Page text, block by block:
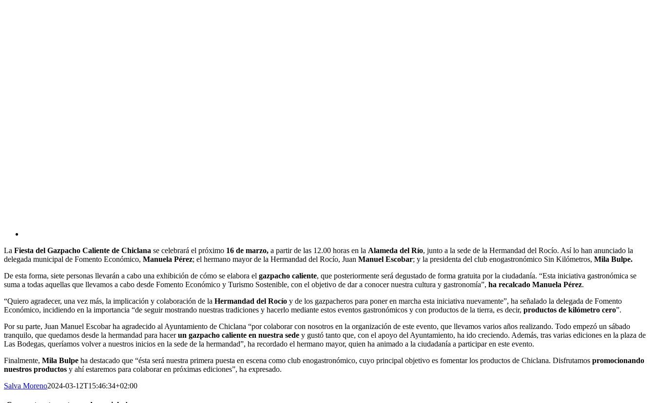
La Fiesta del Gazpacho Caliente de Chiclana se celebrará el próximo 16 de marzo, a partir de las 12.00 horas en la Alameda del Río, junto a la sede de la Hermandad del Rocío. Así lo han anunciado la
delegada municipal de Fomento Económico, Manuela Pérez; el hermano mayor de la Hermandad del Rocío, Juan Manuel Escobar; y la presidenta del club enogastronómico Sin Kilómetros, Mila Bulpe.
De esta forma, siete personas llevarán a cabo una exhibición de cómo se elabora el gazpacho caliente, que posteriormente será degustado de forma gratuita por la ciudadanía. “Esta iniciativa gastronómica se
suma a todas aquellas que llevamos a cabo desde Fomento Económico y Turismo Sostenible, con el objetivo de dar a conocer nuestra cultura y gastronomía”, ha recalcado Manuela Pérez.
“Quiero agradecer, una vez más, la implicación y colaboración de la Hermandad del Rocío y de los gazpacheros para poner en marcha esta iniciativa nuevamente”, ha señalado la delegada de Fomento
Económico, incidiendo en la importancia “de seguir mostrando nuestras tradiciones y hacerlo mediante estos eventos gastronómicos y con productos de la tierra, es decir, productos de kilómetro cero”.
Por su parte, Juan Manuel Escobar ha agradecido al Ayuntamiento de Chiclana “por colaborar con nosotros en la organización de este evento, que llevamos varios años realizando. Todo empezó un sábado
tranquilo, que quedamos desde la hermandad para hacerun gazpacho caliente en nuestra sede y gustó tanto que, con el apoyo del Ayuntamiento, ha ido creciendo. Además, tras varias ediciones en la plaza de
Las Bodegas, queríamos volver a nuestros inicios en la sede de la hermandad”, ha recordado el hermano mayor, quien ha animado a la ciudadanía a participar en este evento.
Finalmente, Mila Bulpe ha destacado que “ésta será nuestra primera puesta en escena como club enogastronómico, cuyo principal objetivo es fomentar los productos de Chiclana. Disfrutamos promocionando
nuestros productos y ahí estaremos para colaborar en próximas ediciones”, ha expresado.
Salva Moreno2024-03-12T15:46:34+02:00